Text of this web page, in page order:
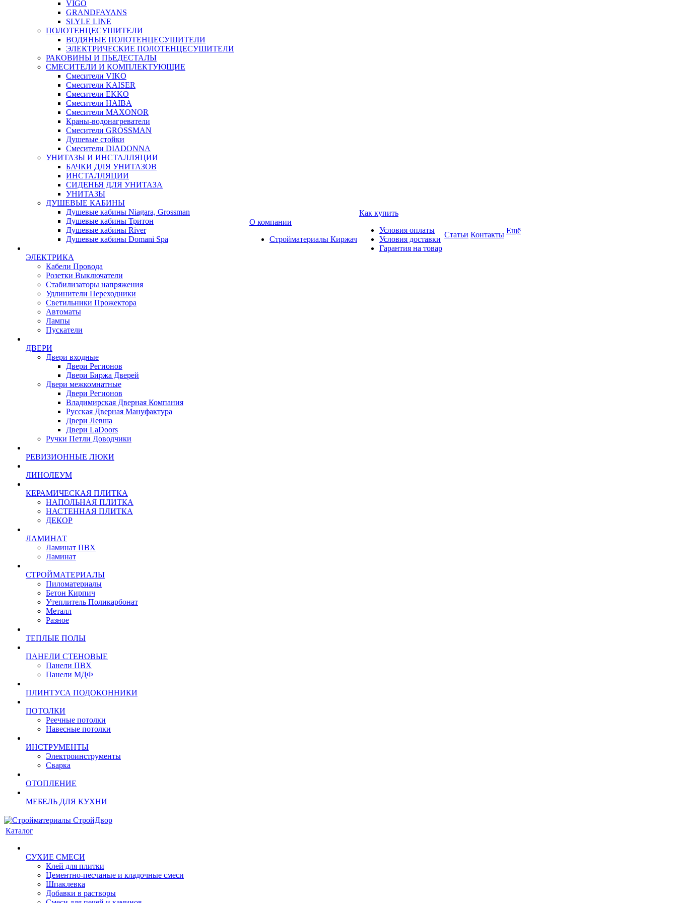
VIGO
GRANDFAYANS
SLYLE LINE
ПОЛОТЕНЦЕСУШИТЕЛИ
ВОДЯНЫЕ ПОЛОТЕНЦЕСУШИТЕЛИ
ЭЛЕКТРИЧЕСКИЕ ПОЛОТЕНЦЕСУШИТЕЛИ
РАКОВИНЫ И ПЬЕДЕСТАЛЫ
СМЕСИТЕЛИ И КОМПЛЕКТУЮЩИЕ
Смесители VIKO
Смесители KAISER
Смесители EKKO
Смесители HAIBA
Смесители MAXONOR
Краны-водонагреватели
Смесители GROSSMAN
Душевые стойки
Смесители DIADONNA
УНИТАЗЫ И ИНСТАЛЛЯЦИИ
БАЧКИ ДЛЯ УНИТАЗОВ
ИНСТАЛЛЯЦИИ
СИДЕНЬЯ ДЛЯ УНИТАЗА
УНИТАЗЫ
ДУШЕВЫЕ КАБИНЫ
Душевые кабины Niagara, Grossman
Душевые кабины Тритон
Душевые кабины River
Душевые кабины Domani Spa
ЭЛЕКТРИКА
Кабели Провода
Розетки Выключатели
Стабилизаторы напряжения
Удлинители Переходники
Светильники Прожектора
Автоматы
Лампы
Пускатели
ДВЕРИ
Двери входные
Двери Регионов
Двери Биржа Дверей
Двери межкомнатные
Двери Регионов
Владимирская Дверная Компания
Русская Дверная Мануфактура
Двери Левша
Двери LaDoors
Ручки Петли Доводчики
РЕВИЗИОННЫЕ ЛЮКИ
ЛИНОЛЕУМ
КЕРАМИЧЕСКАЯ ПЛИТКА
НАПОЛЬНАЯ ПЛИТКА
НАСТЕННАЯ ПЛИТКА
ДЕКОР
ЛАМИНАТ
Ламинат ПВХ
Ламинат
СТРОЙМАТЕРИАЛЫ
Пиломатериалы
Бетон Кирпич
Утеплитель Поликарбонат
Металл
Разное
ТЕПЛЫЕ ПОЛЫ
ПАНЕЛИ СТЕНОВЫЕ
Панели ПВХ
Панели МДФ
ПЛИНТУСА ПОДОКОННИКИ
ПОТОЛКИ
Реечные потолки
Навесные потолки
ИНСТРУМЕНТЫ
Электроинструменты
Сварка
ОТОПЛЕНИЕ
МЕБЕЛЬ ДЛЯ КУХНИ
О компании
Стройматериалы Киржач
Как купить
Условия оплаты
Условия доставки
Гарантия на товар
Статьи Контакты Ещё
Каталог
СУХИЕ СМЕСИ
Клей для плитки
Цементно-песчаные и кладочные смеси
Шпаклевка
Добавки в растворы